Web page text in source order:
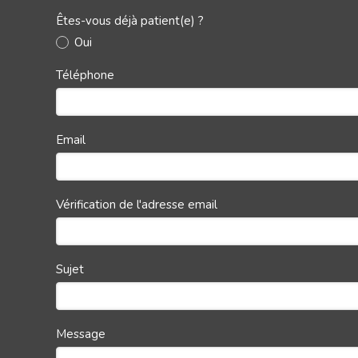
Êtes-vous déjà patient(e) ?
Oui
Téléphone
Email
Vérification de l'adresse email
Sujet
Message